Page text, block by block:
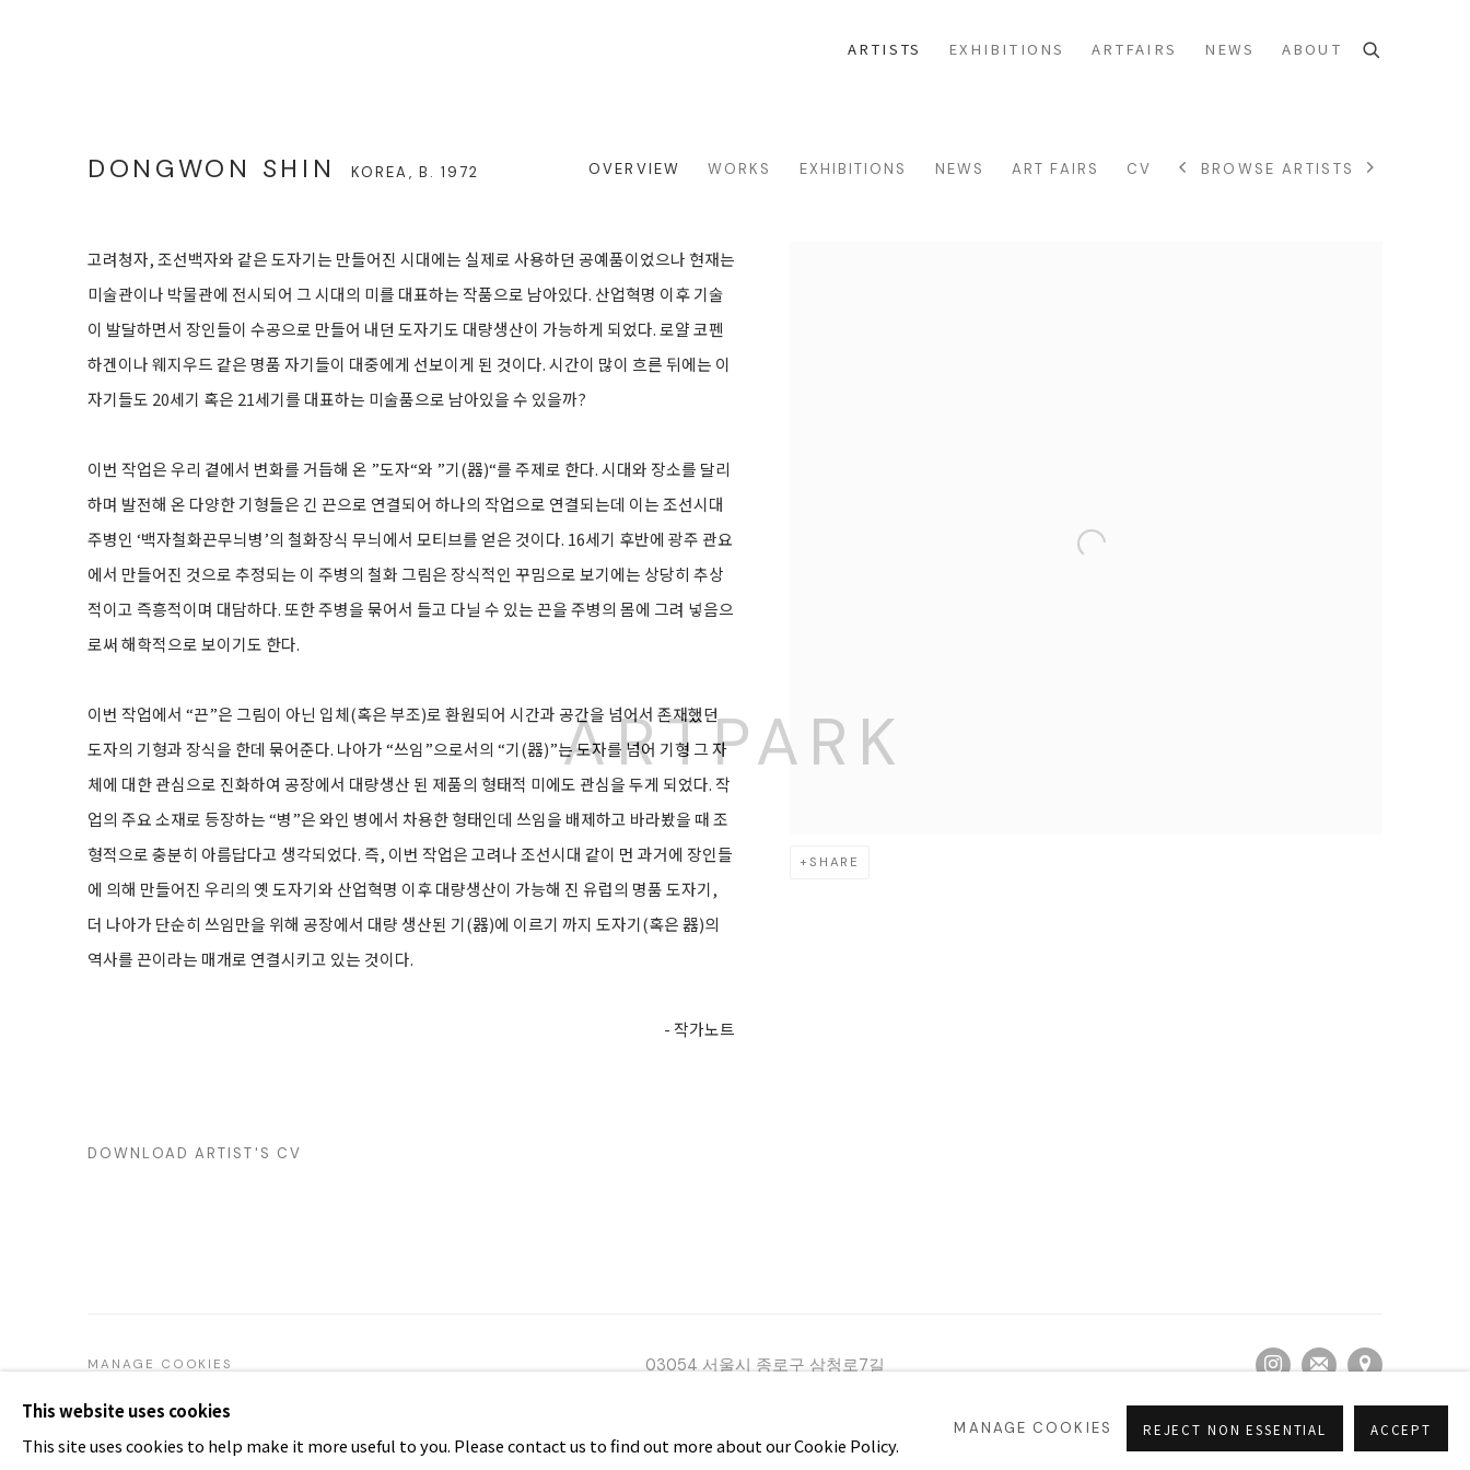
ARTISTS EXHIBITIONS ARTFAIRS NEWS ABOUT
DONGWON SHIN KOREA, B. 1972 OVERVIEW WORKS EXHIBITIONS NEWS ART FAIRS CV BROWSE ARTISTS
SHARE
고려청자, 조선백자와 같은 도자기는 만들어진 시대에는 실제로 사용하던 공예품이었으나 현재는
미술관이나 박물관에 전시되어 그 시대의 미를 대표하는 작품으로 남아있다. 산업혁명 이후 기술
이 발달하면서 장인들이 수공으로 만들어 내던 도자기도 대량생산이 가능하게 되었다. 로얄 코펜
하겐이나 웨지우드 같은 명품 자기들이 대중에게 선보이게 된 것이다. 시간이 많이 흐른 뒤에는 이
자기들도 20세기 혹은 21세기를 대표하는 미술품으로 남아있을 수 있을까?
이번 작업은 우리 곁에서 변화를 거듭해 온 ”도자“와 ”기(器)“를 주제로 한다. 시대와 장소를 달리
하며 발전해 온 다양한 기형들은 긴 끈으로 연결되어 하나의 작업으로 연결되는데 이는 조선시대
주병인 ‘백자철화끈무늬병’의 철화장식 무늬에서 모티브를 얻은 것이다. 16세기 후반에 광주 관요
에서 만들어진 것으로 추정되는 이 주병의 철화 그림은 장식적인 꾸밈으로 보기에는 상당히 추상
적이고 즉흥적이며 대담하다. 또한 주병을 묶어서 들고 다닐 수 있는 끈을 주병의 몸에 그려 넣음으
로써 해학적으로 보이기도 한다.
이번 작업에서 “끈”은 그림이 아닌 입체(혹은 부조)로 환원되어 시간과 공간을 넘어서 존재했던
도자의 기형과 장식을 한데 묶어준다. 나아가 “쓰임”으로서의 “기(器)”는 도자를 넘어 기형 그 자
체에 대한 관심으로 진화하여 공장에서 대량생산 된 제품의 형태적 미에도 관심을 두게 되었다. 작
업의 주요 소재로 등장하는 “병”은 와인 병에서 차용한 형태인데 쓰임을 배제하고 바라봤을 때 조
형적으로 충분히 아름답다고 생각되었다. 즉, 이번 작업은 고려나 조선시대 같이 먼 과거에 장인들
에 의해 만들어진 우리의 옛 도자기와 산업혁명 이후 대량생산이 가능해 진 유럽의 명품 도자기,
더 나아가 단순히 쓰임만을 위해 공장에서 대량 생산된 기(器)에 이르기 까지 도자기(혹은 器)의
역사를 끈이라는 매개로 연결시키고 있는 것이다.
- 작가노트
DOWNLOAD ARTIST'S CV
MANAGE COOKIES
03054 서울시 종로구 삼청로7길
This website uses cookies
This site uses cookies to help make it more useful to you. Please contact us to find out more about our Cookie Policy.
MANAGE COOKIES REJECT NON ESSENTIAL ACCEPT